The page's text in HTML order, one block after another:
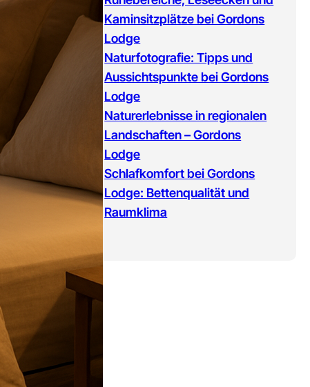
Kaminsitzplätze bei Gordons
Lodge
Naturfotografie: Tipps und
Aussichtspunkte bei Gordons
Lodge
Naturerlebnisse in regionalen
Landschaften – Gordons
Lodge
Schlafkomfort bei Gordons
Lodge: Bettenqualität und
Raumklima